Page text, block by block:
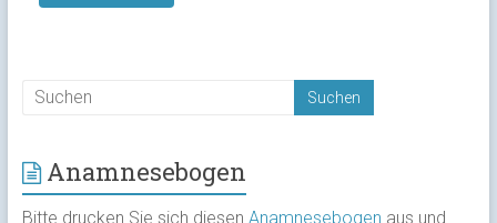
Anamnesebogen
Bitte drucken Sie sich diesen Anamnesebogen aus und